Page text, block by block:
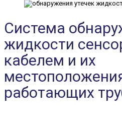
Система
жидкости
кабелем и их
работающих